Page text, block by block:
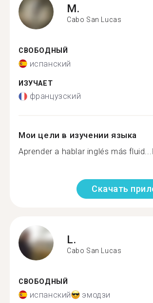
M.
Cabo San Lucas
СВОБОДНЫЙ
испанский
ИЗУЧАЕТ
французский
Мои цели в изучении языка
Aprender a hablar inglés más fluid...
Скачать
L.
Cabo San Lucas
СВОБОДНЫЙ
испанский эмодзи